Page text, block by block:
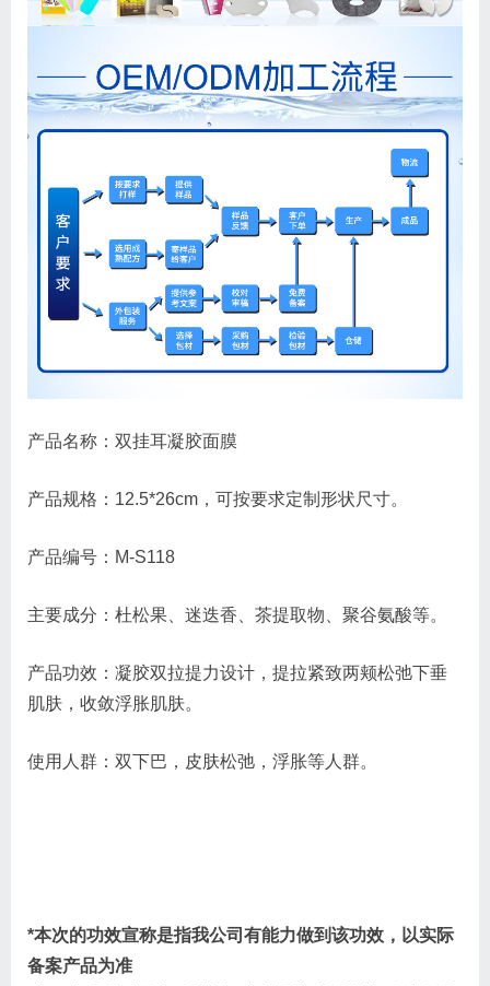
产品名称 ：双挂耳凝胶面膜
产品规格：12.5*26cm，可按要求定制形状尺寸。
产品编号：M-S118
主要成分：杜松果、迷迭香、茶提取物、聚谷氨酸等。
产品功效：凝胶双拉提力设计，提拉紧致两颊松弛下垂
肌肤，收敛浮胀肌肤。
使用人群：双下巴，皮肤松弛，浮胀等人群。
*本次的功效宣称是指我公司有能力做到该功效，以实际
备案产品为准